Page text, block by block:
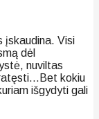
įskaudina. Visi
dėl
nuviltas
kokiu
išgydyti gali